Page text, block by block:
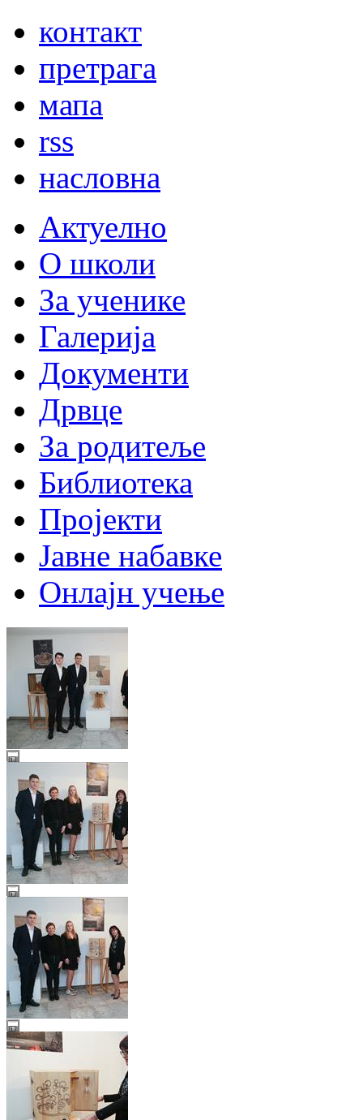
контакт
претрага
мапа
rss
насловна
Актуелно
О школи
За ученике
Галерија
Документи
Дрвце
За родитеље
Библиотека
Пројекти
Јавне набавке
Онлајн учење